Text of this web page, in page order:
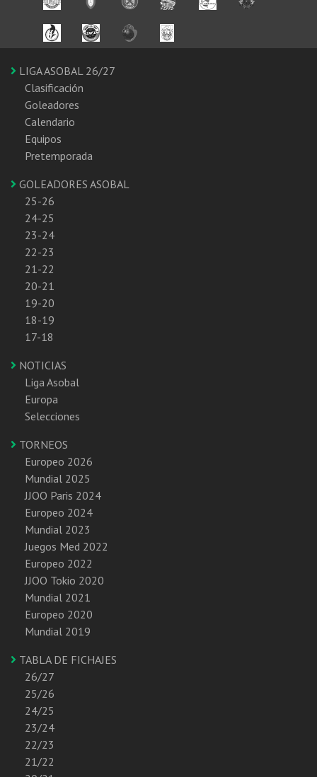
LIGA ASOBAL 26/27
Clasificación
Goleadores
Calendario
Equipos
Pretemporada
GOLEADORES ASOBAL
25-26
24-25
23-24
22-23
21-22
20-21
19-20
18-19
17-18
NOTICIAS
Liga Asobal
Europa
Selecciones
TORNEOS
Europeo 2026
Mundial 2025
JJOO Paris 2024
Europeo 2024
Mundial 2023
Juegos Med 2022
Europeo 2022
JJOO Tokio 2020
Mundial 2021
Europeo 2020
Mundial 2019
TABLA DE FICHAJES
26/27
25/26
24/25
23/24
22/23
21/22